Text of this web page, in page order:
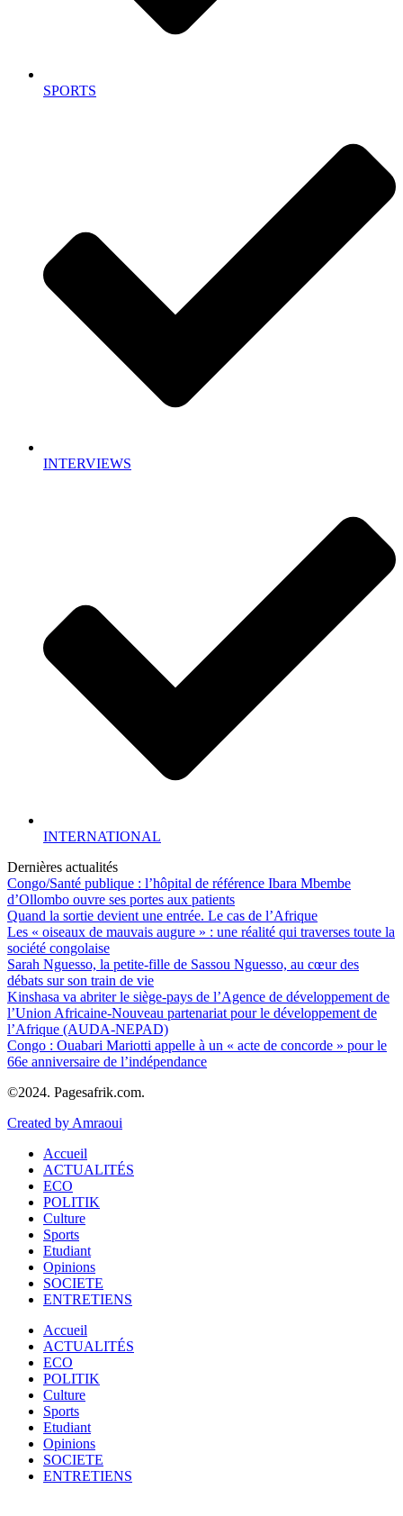
SPORTS
INTERVIEWS
INTERNATIONAL
Dernières actualités
Congo/Santé publique : l’hôpital de référence Ibara Mbembe
d’Ollombo ouvre ses portes aux patients
Quand la sortie devient une entrée. Le cas de l’Afrique
Les « oiseaux de mauvais augure » : une réalité qui traverses toute la
société congolaise
Sarah Nguesso, la petite-fille de Sassou Nguesso, au cœur des
débats sur son train de vie
Kinshasa va abriter le siège-pays de l’Agence de développement de
l’Union Africaine-Nouveau partenariat pour le développement de
l’Afrique (AUDA-NEPAD)
Congo : Ouabari Mariotti appelle à un « acte de concorde » pour le
66e anniversaire de l’indépendance
©2024. Pagesafrik.com.
Created by Amraoui
Accueil
ACTUALITÉS
ECO
POLITIK
Culture
Sports
Etudiant
Opinions
SOCIETE
ENTRETIENS
Accueil
ACTUALITÉS
ECO
POLITIK
Culture
Sports
Etudiant
Opinions
SOCIETE
ENTRETIENS